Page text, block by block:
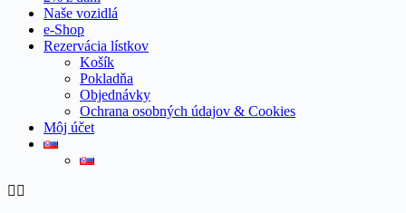
Naše vozidlá
e-Shop
Rezervácia lístkov
Košík
Pokladňa
Objednávky
Ochrana osobných údajov & Cookies
Môj účet